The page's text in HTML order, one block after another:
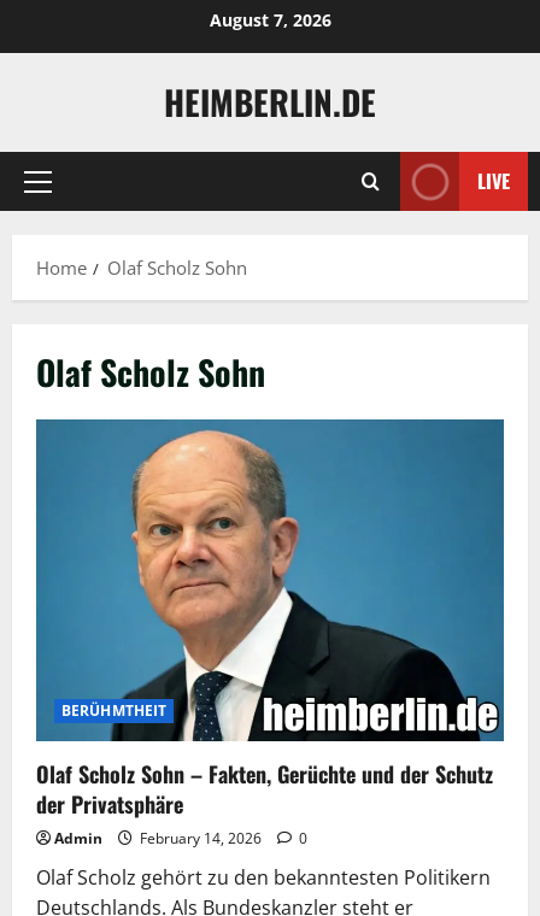
August 7, 2026
HEIMBERLIN.DE
Primary
LIVE
Home Olaf Scholz Sohn
Olaf Scholz Sohn
BERÜHMTHEIT
Olaf Scholz Sohn – Fakten, Gerüchte und der Schutz
der Privatsphäre
Admin February 14, 2026 0
Olaf Scholz gehört zu den bekanntesten Politikern
Deutschlands. Als Bundeskanzler steht er